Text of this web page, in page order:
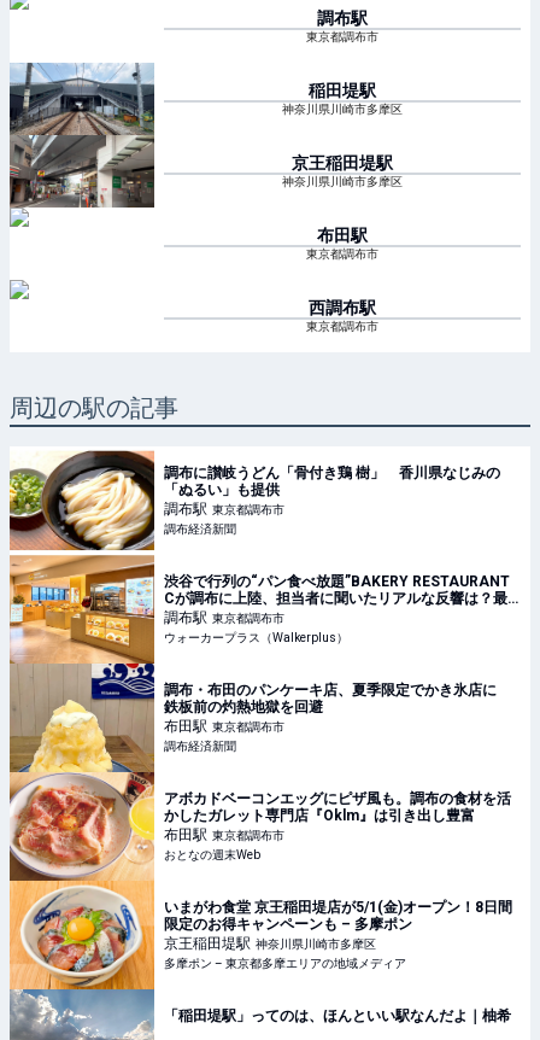
調布駅
東京都調布市
稲田堤駅
神奈川県川崎市多摩区
京王稲田堤駅
神奈川県川崎市多摩区
布田駅
東京都調布市
西調布駅
東京都調布市
周辺の駅の記事
調布に讃岐うどん「骨付き鶏 樹」 香川県なじみの
「ぬるい」も提供
調布駅 東京都調布市
調布経済新聞
渋谷で行列の“パン食べ放題”BAKERY RESTAURANT
Cが調布に上陸、担当者に聞いたリアルな反響は？最
大200組待ちの日も！｜ウォーカープラス
調布駅 東京都調布市
ウォーカープラス（Walkerplus）
調布・布田のパンケーキ店、夏季限定でかき氷店に
鉄板前の灼熱地獄を回避
布田駅 東京都調布市
調布経済新聞
アボカドベーコンエッグにピザ風も。調布の食材を活
かしたガレット専門店『Oklm』は引き出し豊富
布田駅 東京都調布市
おとなの週末Web
いまがわ食堂 京王稲田堤店が5/1(金)オープン！8日間
限定のお得キャンペーンも – 多摩ポン
京王稲田堤駅 神奈川県川崎市多摩区
多摩ポン – 東京都多摩エリアの地域メディア
「稲田堤駅」ってのは、ほんといい駅なんだよ｜柚希